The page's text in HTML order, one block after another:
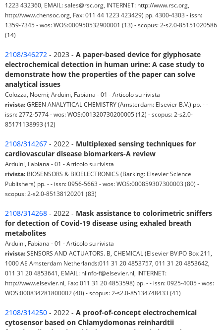
1223 432360, EMAIL: sales@rsc.org, INTERNET: http://www.rsc.org,
http://www.chensoc.org, Fax: 011 44 1223 423429) pp. 4300-4303 - issn:
1359-7345 - wos: WOS:000950532900001 (13) - scopus: 2-s2.0-85151020586
(14)
2108/346272 - 2023 - A paper-based device for glyphosate
electrochemical detection in human urine: A case study to
demonstrate how the properties of the paper can solve
analytical issues
Colozza, Noemi; Arduini, Fabiana - 01 - Articolo su rivista
rivista:GREEN ANALYTICAL CHEMISTRY (Amsterdam: Elsevier B.V.) pp. - -
issn: 2772-5774 - wos: WOS:001320730200005 (12) - scopus: 2-s2.0-
85171138993 (12)
2108/314267 - 2022 - Multiplexed sensing techniques for
cardiovascular disease biomarkers-A review
Arduini, Fabiana - 01 - Articolo su rivista
rivista: BIOSENSORS & BIOELECTRONICS (Barking: Elsevier Science
Publishers) pp. - - issn: 0956-5663 - wos: WOS:000859307300003 (80) -
scopus: 2-s2.0-85138120201 (83)
2108/314268 - 2022 - Mask assistance to colorimetric sniffers
for detection of Covid-19 disease using exhaled breath
metabolites
Arduini, Fabiana - 01 - Articolo su rivista
rivista:SENSORS AND ACTUATORS. B, CHEMICAL (Elsevier BV:PO Box 211,
1000 AE Amsterdam Netherlands:011 31 20 4853757, 011 31 20 4853642,
011 31 20 4853641, EMAIL: nlinfo-f@elsevier.nl, INTERNET:
http://www.elsevier.nl, Fax: 011 31 20 4853598) pp. - - issn: 0925-4005 - wos:
WOS:000834281800002 (40) - scopus: 2-s2.0-85134748433 (41)
2108/314250 - 2022 - A proof-of-concept electrochemical
cytosensor based on Chlamydomonas reinhardtii